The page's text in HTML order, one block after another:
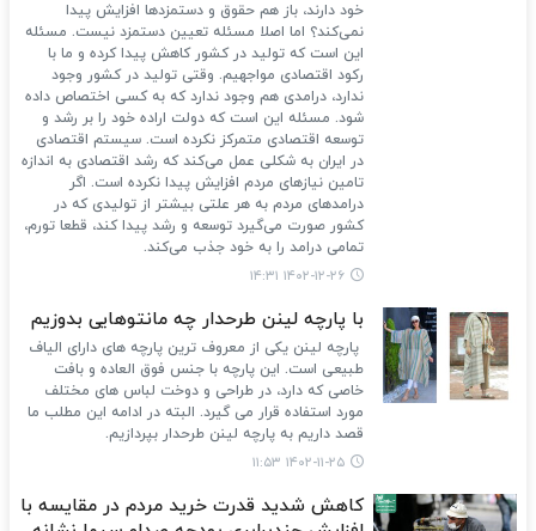
خود دارند، باز هم حقوق و دستمزدها افزایش پیدا
نمی‌کند؟ اما اصلا مسئله تعیین دستمزد نیست. مسئله
این است که تولید در کشور کاهش پیدا کرده و ما با
رکود اقتصادی مواجهیم. وقتی تولید در کشور وجود
ندارد، درامدی هم وجود ندارد که به کسی اختصاص داده
شود. مسئله این است که دولت اراده خود را بر رشد و
توسعه اقتصادی متمرکز نکرده است. سیستم اقتصادی
در ایران به شکلی عمل می‌کند که رشد اقتصادی به اندازه
تامین نیازهای مردم افزایش پیدا نکرده است. اگر
درامدهای مردم به هر علتی بیشتر از تولیدی که در
کشور صورت می‌گیرد توسعه و رشد پیدا کند، قطعا تورم،
تمامی درامد را به خود جذب می‌کند.
۱۴۰۲-۱۲-۲۶ ۱۴:۳۱
با پارچه لینن طرحدار چه مانتوهایی بدوزیم
پارچه لینن یکی از معروف ترین پارچه های دارای الیاف
طبیعی است. این پارچه با جنس فوق العاده و بافت
خاصی که دارد، در طراحی و دوخت لباس های مختلف
مورد استفاده قرار می گیرد. البته در ادامه این مطلب ما
قصد داریم به پارچه لینن طرحدار بپردازیم.
۱۴۰۲-۱۱-۲۵ ۱۱:۵۳
کاهش شدید قدرت خرید مردم در مقایسه با